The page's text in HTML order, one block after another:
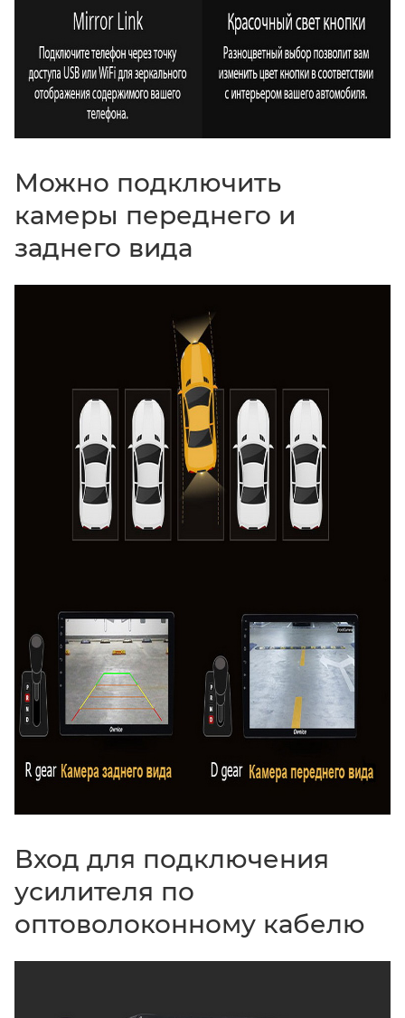
Можно подключить
камеры переднего и
заднего вида
Вход для подключения
усилителя по
оптоволоконному кабелю